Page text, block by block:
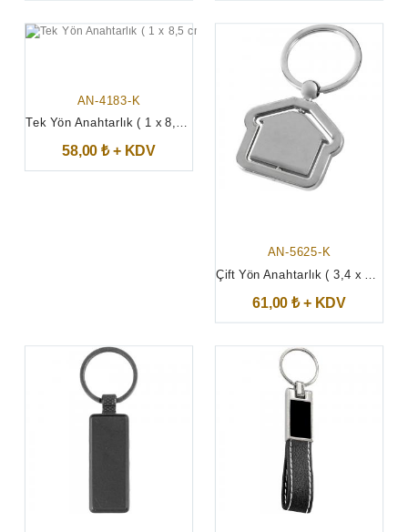
AN-4183-K
58,00 ₺ + KDV
AN-5625-K
61,00 ₺ + KDV